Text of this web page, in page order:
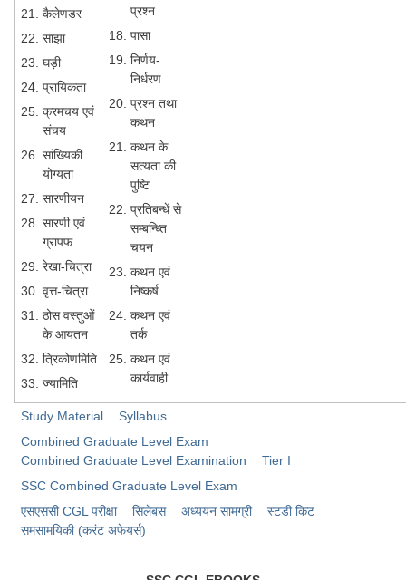
कैलेणडर
साझा
घड़ी
प्रायिकता
क्रमचय एवं
संचय
सांख्यिकी
योग्यता
सारणीयन
सारणी एवं
ग्रापफ
रेखा-चित्रा
वृत्त-चित्रा
ठोस वस्तुओं
के आयतन
त्रिकोणमिति
ज्यामिति
प्रश्न
पासा
निर्णय-
निर्धरण
प्रश्न तथा
कथन
कथन के
सत्यता की
पुष्टि
प्रतिबन्धें से
सम्बन्ध्ति
चयन
कथन एवं
निष्कर्ष
कथन एवं
तर्क
कथन एवं
कार्यवाही
Study Material
Syllabus
Combined Graduate Level Exam
Combined Graduate Level Examination
Tier I
SSC Combined Graduate Level Exam
​एसएससी CGL परीक्षा
सिलेबस अध्ययन सामग्री
स्टडी किट
समसामयिकी (करंट अफेयर्स)